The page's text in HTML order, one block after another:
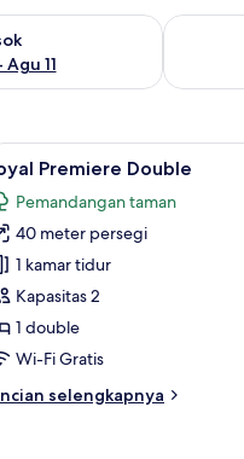
11
besok Agu 10 - Agu 11
Periksa
kerja
14 Premiere Double
Pemandangan taman
40 meter persegi
1 kamar tidur
Kapasitas 2
1 double
Wi-Fi Gratis
selengkapnya